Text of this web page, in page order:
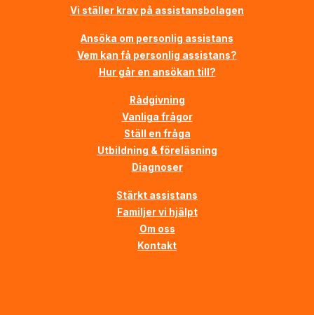
Vi ställer krav på assistansbolagen
Ansöka om personlig assistans
Vem kan få personlig assistans?
Hur går en ansökan till?
Rådgivning
Vanliga frågor
Ställ en fråga
Utbildning & föreläsning
Diagnoser
Stärkt assistans
Familjer vi hjälpt
Om oss
Kontakt